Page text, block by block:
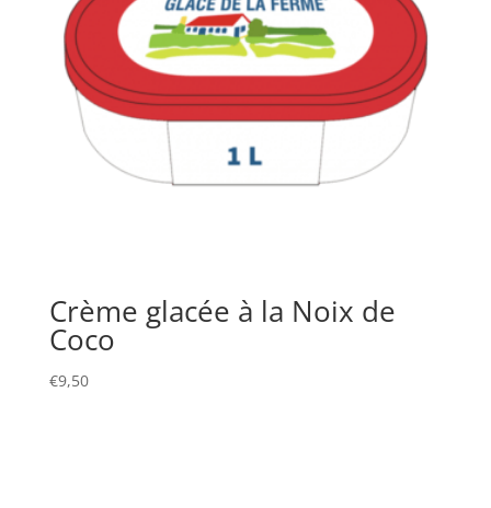
Crème glacée à la Noix de
Coco
€9,50